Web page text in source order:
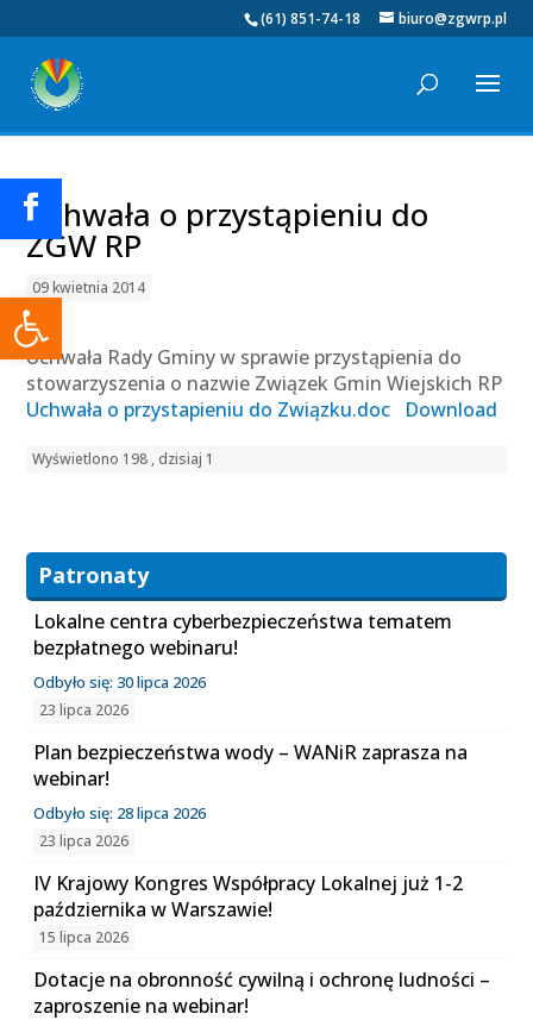
Otwórz pasek narzędzi
(61) 851-74-18 biuro@zgwrp.pl
Uchwała o przystąpieniu do
ZGW RP
09 kwietnia 2014
Uchwała Rady Gminy w sprawie przystąpienia do
stowarzyszenia o nazwie Związek Gmin Wiejskich RP
Uchwała o przystapieniu do Związku.doc
Download
Wyświetlono 198 , dzisiaj 1
Patronaty
Lokalne centra cyberbezpieczeństwa tematem
bezpłatnego webinaru!
Odbyło się: 30 lipca 2026
23 lipca 2026
Plan bezpieczeństwa wody – WANiR zaprasza na
webinar!
Odbyło się: 28 lipca 2026
23 lipca 2026
IV Krajowy Kongres Współpracy Lokalnej już 1-2
października w Warszawie!
15 lipca 2026
Dotacje na obronność cywilną i ochronę ludności –
zaproszenie na webinar!